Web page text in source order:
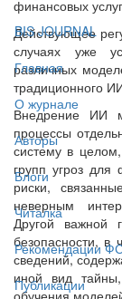
BIS JOURNAL
Главная
О журнале
Авторы
Блоги
Читалка
Рекомендации
Публикации
финансовых
Действующее
случаях уже
различных
традиционного
Внедрение ИИ
процессы
систему в
групп угроз для
риски,
неверным
Другой важной
безопасности, в
сведений,
иной вид
обучения